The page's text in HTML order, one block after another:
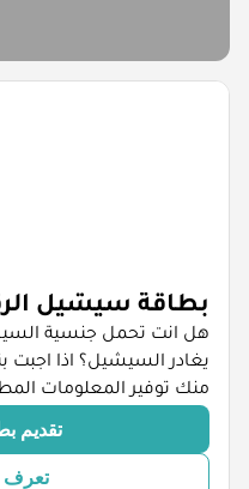
بطاقة سيشيل
هل انت تحمل جنسية
يغادر السيشيل؟ اذا اجبت
منك توفير المعلومات
تقديم
تعرف